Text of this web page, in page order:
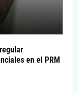
en el PRM